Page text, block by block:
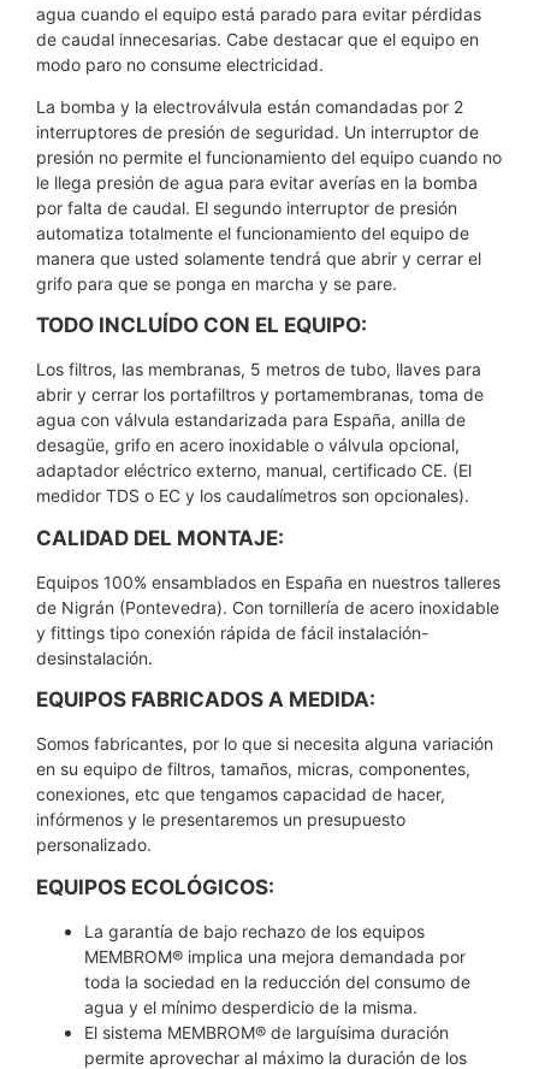
agua cuando el equipo está parado para evitar pérdidas
de caudal innecesarias. Cabe destacar que el equipo en
modo paro no consume electricidad.
La bomba y la electroválvula están comandadas por 2
interruptores de presión de seguridad. Un interruptor de
presión no permite el funcionamiento del equipo cuando no
le llega presión de agua para evitar averías en la bomba
por falta de caudal. El segundo interruptor de presión
automatiza totalmente el funcionamiento del equipo de
manera que usted solamente tendrá que abrir y cerrar el
grifo para que se ponga en marcha y se pare.
TODO INCLUÍDO CON EL EQUIPO:
Los filtros, las membranas, 5 metros de tubo, llaves para
abrir y cerrar los portafiltros y portamembranas, toma de
agua con válvula estandarizada para España, anilla de
desagüe, grifo en acero inoxidable o válvula opcional,
adaptador eléctrico externo, manual, certificado CE. (El
medidor TDS o EC y los caudalímetros son opcionales).
CALIDAD DEL MONTAJE:
Equipos 100% ensamblados en España en nuestros talleres
de Nigrán (Pontevedra). Con tornillería de acero inoxidable
y fittings tipo conexión rápida de fácil instalación-
desinstalación.
EQUIPOS FABRICADOS A MEDIDA:
Somos fabricantes, por lo que si necesita alguna variación
en su equipo de filtros, tamaños, micras, componentes,
conexiones, etc que tengamos capacidad de hacer,
infórmenos y le presentaremos un presupuesto
personalizado.
EQUIPOS ECOLÓGICOS:
La garantía de bajo rechazo de los equipos
MEMBROM® implica una mejora demandada por
toda la sociedad en la reducción del consumo de
agua y el mínimo desperdicio de la misma.
El sistema MEMBROM® de larguísima duración
permite aprovechar al máximo la duración de los